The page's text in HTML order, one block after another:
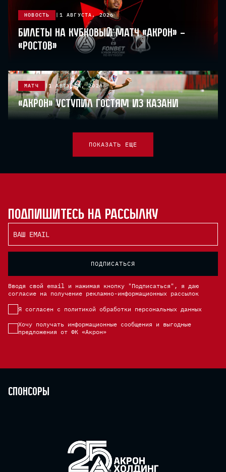
НОВОСТЬ 1 АВГУСТА, 2026
Билеты на кубковый матч «Акрон» –
«Ростов»
МАТЧ 1 АВГУСТА, 2026
«Акрон» уступил гостям из Казани
ПОКАЗАТЬ ЕЩЕ
Подпишитесь на рассылку
ВАШ EMAIL
ПОДПИСАТЬСЯ
Вводя свой email и нажимая кнопку "Подписаться", я даю
согласие на получение рекламно-информационных рассылок
Я согласен с политикой обработки персональных данных
Хочу получать информационные сообщения и выгодные
предложения от ФК «Акрон»
Спонсоры